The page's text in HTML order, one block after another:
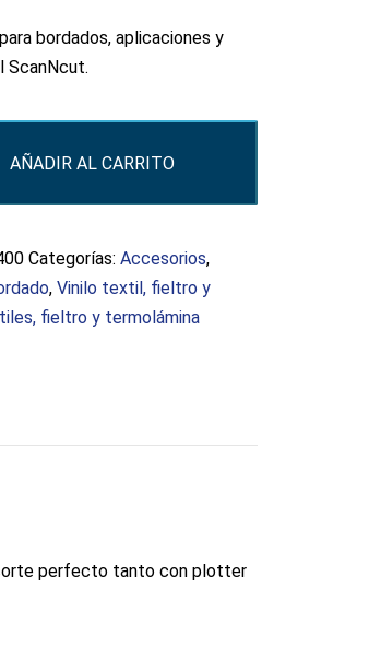
bordados, aplicaciones y
ScanNcut.
AÑADIR AL CARRITO
Categorías:Accesorios,
,Vinilo textil, fieltro y
fieltro y termolámina
corte perfecto tanto con plotter